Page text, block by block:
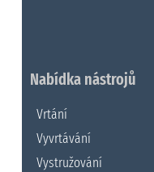
Nabídka nástrojů
Vrtání
Vyvrtávání
Vystružování